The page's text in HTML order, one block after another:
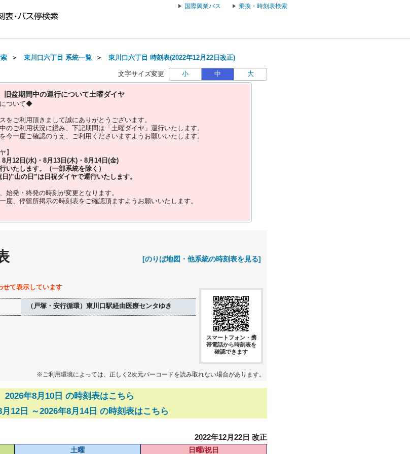
国際興業バス 乗換・時刻表検索
＞ 東川口六丁目 系統一覧 ＞ 東川口六丁目 時刻表(2022年12月22日改正)
文字サイズ変更 小 中 大
盆期間中の運行について土曜ダイヤ
ついて◆
をご利用頂きまして誠にありがとうございます。
のご利用状況に鑑み、下記期間は「土曜ダイヤ」運行いたします。
今一度ご確認のうえ、ご利用くださいますようお願いいたします。
】
月12日(水)・8月13日(木)・8月14日(金)
いたします。（一部系統を除く）
)”山の日 ”は 日祝ダイヤで運行いたします。
始発・終発の時刻が変更となります。
度、 停留所掲示の時刻表をご確認頂ますようお願いいたします。
[のりば地図・他系統の時刻表を見る]
て表示しています
（戸塚・安行循環）東川口駅経由医療センタゆき
スマートフォン・携
帯電話から時刻表を
確認できます
※ご利用環境によっては、正しく2次元バーコードを読み取れない場合があります。
2026年8月10日 の時刻表はこちら
月12日 ～2026年8月14日 の時刻表はこちら
2022年12月22日 改正
土曜 日曜/祝日